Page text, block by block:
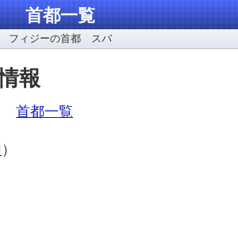
首都一覧
フィジーの首都 スバ
報
首都一覧
）